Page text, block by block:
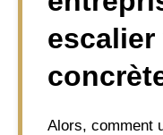
Alors, comment